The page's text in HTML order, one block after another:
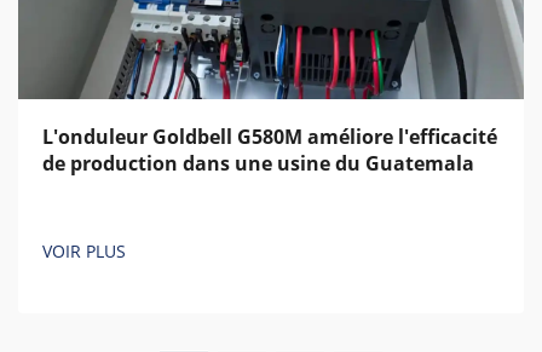
L'onduleur Goldbell G580M améliore l'efficacité
de production dans une usine du Guatemala
VOIR PLUS